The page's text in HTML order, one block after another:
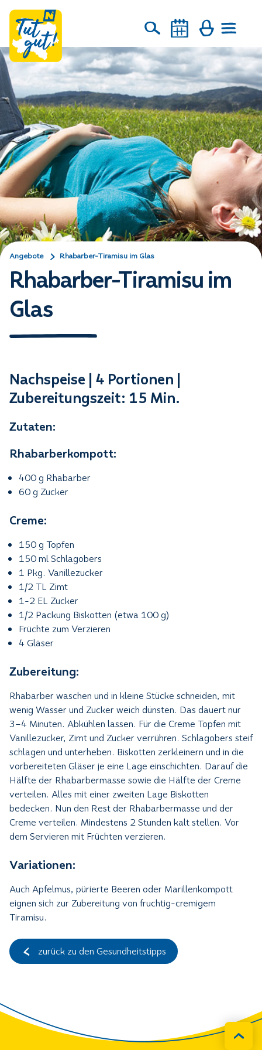
Angebote Rhabarber-Tiramisu im Glas
Rhabarber-Tiramisu im
Glas
Nachspeise | 4 Portionen |
Zubereitungszeit: 15 Min.
Zutaten:
Rhabarberkompott:
400 g Rhabarber
60 g Zucker
Creme:
150 g Topfen
150 ml Schlagobers
1 Pkg. Vanillezucker
1/2 TL Zimt
1-2 EL Zucker
1/2 Packung Biskotten (etwa 100 g)
Früchte zum Verzieren
4 Gläser
Zubereitung:
Rhabarber waschen und in kleine Stücke schneiden, mit
wenig Wasser und Zucker weich dünsten. Das dauert nur
3–4 Minuten. Abkühlen lassen. Für die Creme Topfen mit
Vanillezucker, Zimt und Zucker verrühren. Schlagobers steif
schlagen und unterheben. Biskotten zerkleinern und in die
vorbereiteten Gläser je eine Lage einschichten. Darauf die
Hälfte der Rhabarbermasse sowie die Hälfte der Creme
verteilen. Alles mit einer zweiten Lage Biskotten
bedecken. Nun den Rest der Rhabarbermasse und der
Creme verteilen. Mindestens 2 Stunden kalt stellen. Vor
dem Servieren mit Früchten verzieren.
Variationen:
Auch Apfelmus, pürierte Beeren oder Marillenkompott
eignen sich zur Zubereitung von fruchtig-cremigem
Tiramisu.
zurück zu den Gesundheitstipps